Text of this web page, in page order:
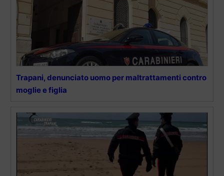
Trapani, denunciato uomo per maltrattamenti contro
moglie e figlia